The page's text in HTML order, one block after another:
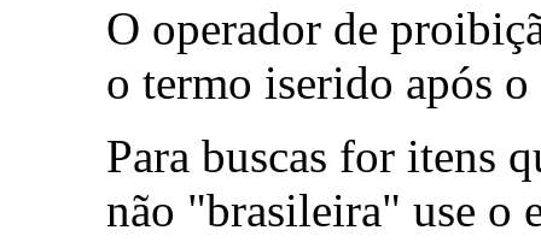
O operador de
o termo iserido após o
Para buscas for itens
não "brasileira" use o